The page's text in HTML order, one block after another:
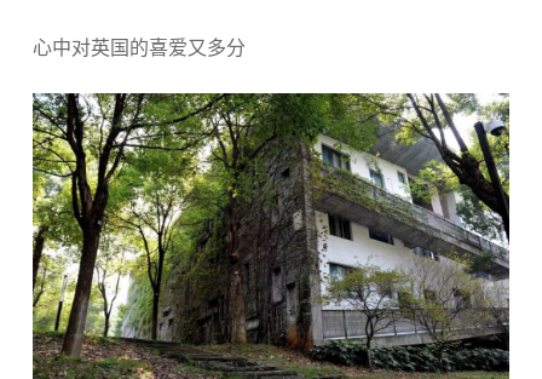
心中对英国的喜爱又多分